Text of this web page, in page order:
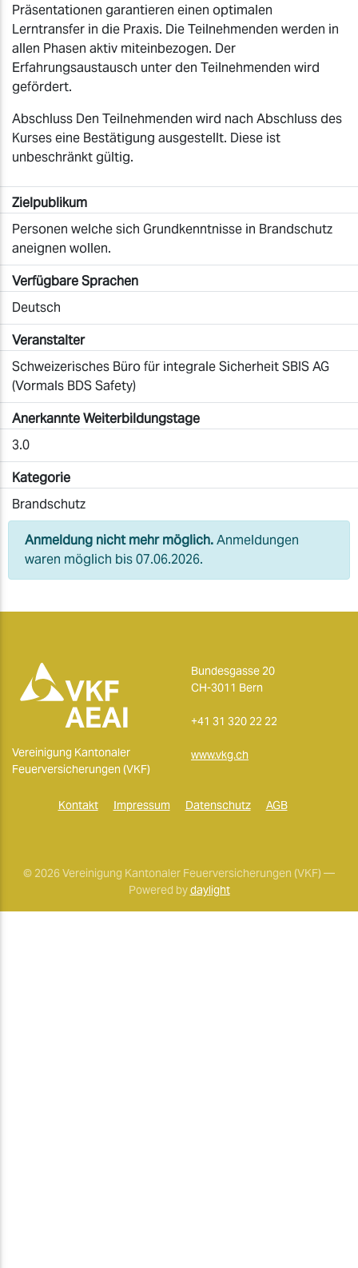
Präsentationen garantieren einen optimalen
Lerntransfer in die Praxis. Die Teilnehmenden werden in
allen Phasen aktiv miteinbezogen. Der
Erfahrungsaustausch unter den Teilnehmenden wird
gefördert.
Abschluss Den Teilnehmenden wird nach Abschluss des
Kurses eine Bestätigung ausgestellt. Diese ist
unbeschränkt gültig.
Zielpublikum
Personen welche sich Grundkenntnisse in Brandschutz
aneignen wollen.
Verfügbare Sprachen
Deutsch
Veranstalter
Schweizerisches Büro für integrale Sicherheit SBIS AG
(Vormals BDS Safety)
Anerkannte Weiterbildungstage
3.0
Kategorie
Brandschutz
Anmeldung nicht mehr möglich.Anmeldungen
waren möglich bis 07.06.2026.
Vereinigung Kantonaler
Feuerversicherungen (VKF)
Bundesgasse 20
CH-3011 Bern
+41 31 320 22 22
www.vkg.ch
Kontakt Impressum Datenschutz AGB
© 2026 Vereinigung Kantonaler Feuerversicherungen (VKF) —
Powered bydaylight